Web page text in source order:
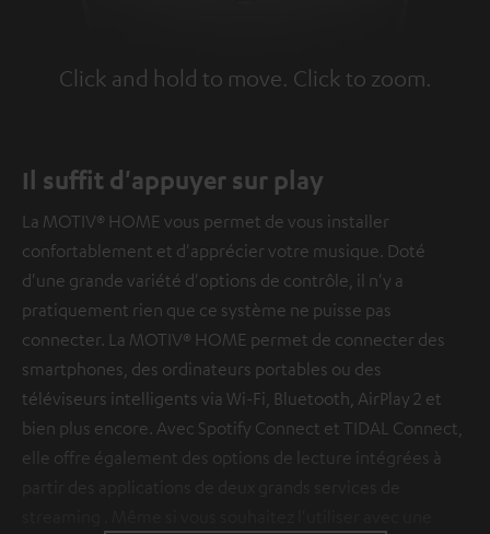
Click and hold to move. Click to zoom.
Tap to zoom
Il suffit d'appuyer sur play
La MOTIV® HOME vous permet de vous installer
confortablement et d'apprécier votre musique. Doté
d'une grande variété d'options de contrôle, il n'y a
pratiquement rien que ce système ne puisse pas
connecter. La MOTIV® HOME permet de connecter des
smartphones, des ordinateurs portables ou des
téléviseurs intelligents via Wi-Fi, Bluetooth, AirPlay 2 et
bien plus encore. Avec Spotify Connect et TIDAL Connect,
elle offre également des options de lecture intégrées à